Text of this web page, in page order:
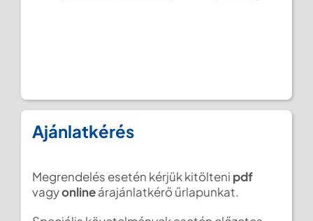
Ajánlatkérés
Megrendelés esetén kérjük kitölteni pdf
vagyonlineárajánlatkérő űrlapunkat.